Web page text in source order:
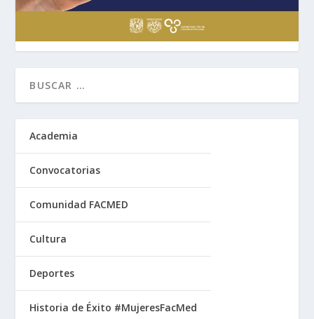
Academia
Convocatorias
Comunidad FACMED
Cultura
Deportes
Historia de Éxito #MujeresFacMed